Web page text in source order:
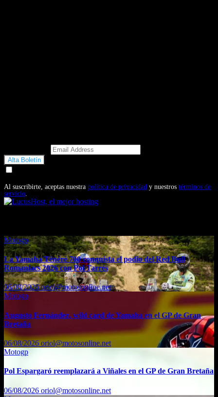
Al suscribirte, aceptas nuestra política de privacidad y nuestros términos de
servicio.
Motogp
La Yamaha Ténéré 700 conquista el podio del Red Bull
Romaniacs 2026 con Pol Tarrés
06/08/2026oriol@motosonline.net
Motogp
Augusto Fernández, wild card de Yamaha en el GP de Gran
Bretaña
06/08/2026 oriol@motosonline.net
Motogp
Pol Espargaró reemplazará a Viñales en el GP de Gran Bretaña
06/08/2026 oriol@motosonline.net